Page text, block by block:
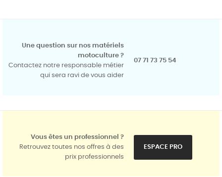
Une question sur nos matériels
motoculture ?
Contactez notre responsable métier
qui sera ravi de vous aider
07 71 73 75 54
Vous êtes un professionnel ?
Retrouvez toutes nos offres à des
prix professionnels
ESPACE PRO